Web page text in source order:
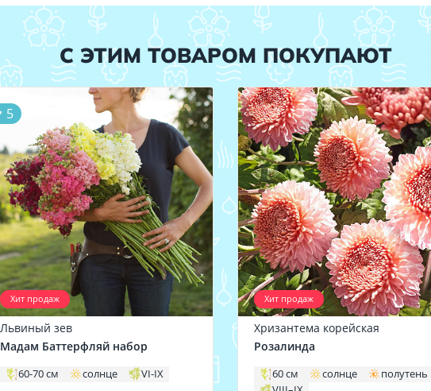
С ЭТИМ ТОВАРОМ ПОКУПАЮТ
Хит продаж
5
Львиный зев
Мадам Баттерфляй набор
60-70 см солнце VI-IX
Хит продаж
Хризантема корейская
Розалинда
60 см солнце
полутень